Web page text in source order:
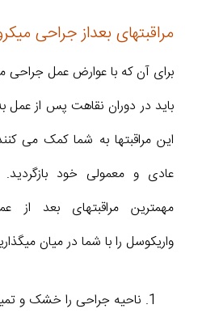
مراقبتهای بعداز جراحی
برای آن که با عوارض عمل جراحی
باید در دوران نقاهت پس از عمل
این مراقبتها به شما کمک می
عادی و معمولی خود
مهمترین مراقبتهای بعد از
واریکوسل را با شما در میان
ناحیه جراحی را خشک و